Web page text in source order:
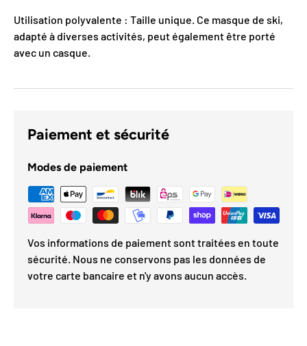
Utilisation polyvalente : Taille unique. Ce masque de ski,
adapté à diverses activités, peut également être porté
avec un casque.
Paiement et sécurité
Modes de paiement
Vos informations de paiement sont traitées en toute
sécurité. Nous ne conservons pas les données de
votre carte bancaire et n'y avons aucun accès.